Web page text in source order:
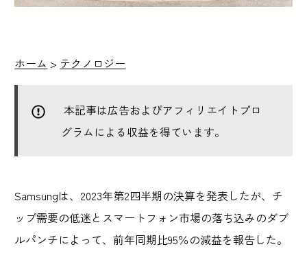
ホーム > テクノロジー
本記事は広告およびアフィリエイトプロ
グラムによる収益を得ています。
Samsungは、2023年第2四半期の決算を発表したが、チ
ップ需要の低迷とスマートフォン市場の落ち込みのダブ
ルパンチによって、前年同期比95％の減益を報告した。